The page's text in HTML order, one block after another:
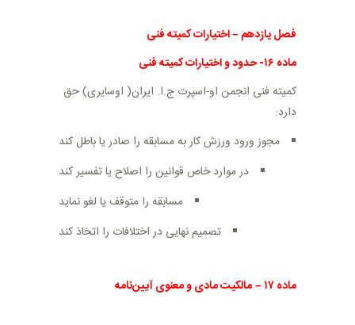
فصل یازدهم–اختیارات کمیته فنی
ماده ۱۶- حدود و اختیارات کمیته فنی
کمیته فنی انجمن او-اسپرت ج.ا. ایران( اوسایری) حق
دارد:
مجوز ورود ورزش کار به مسابقه را صادر یا باطل کند
در موارد خاص قوانین را اصلاح یا تفسیر کند
مسابقه را متوقف یا لغو نماید
تصمیم نهایی در اختلافات را اتخاذ کند
ماده۱۷–مالکیت مادی و معنوی آیین‌نامه